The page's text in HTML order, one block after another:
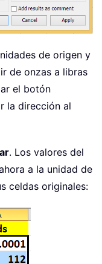
de origen y
de onzas a libras
el botón
la dirección al
. Los valores del
a la unidad de
celdas originales: